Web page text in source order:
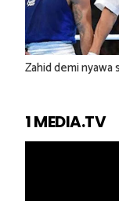
Zahid demi nyawa
1 MEDIA.TV